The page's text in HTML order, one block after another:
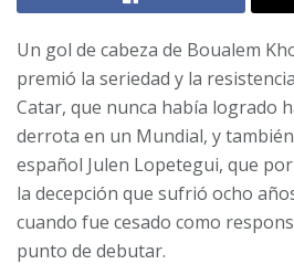
Un gol de cabeza de Boualem
premió la seriedad y la
Catar, que nunca había logrado
derrota en un Mundial, y
español Julen Lopetegui, que
la decepción que sufrió ocho
cuando fue cesado como
punto de debutar.